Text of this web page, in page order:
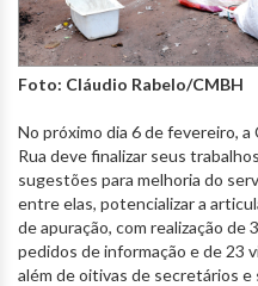
Foto: Cláudio Rabelo/CMBH
No próximo dia 6 de fevereiro,
Rua deve finalizar seus
sugestões para melhoria do
entre elas, potencializar a
de apuração, com realização de
pedidos de informação e de 23
além de oitivas de secretários